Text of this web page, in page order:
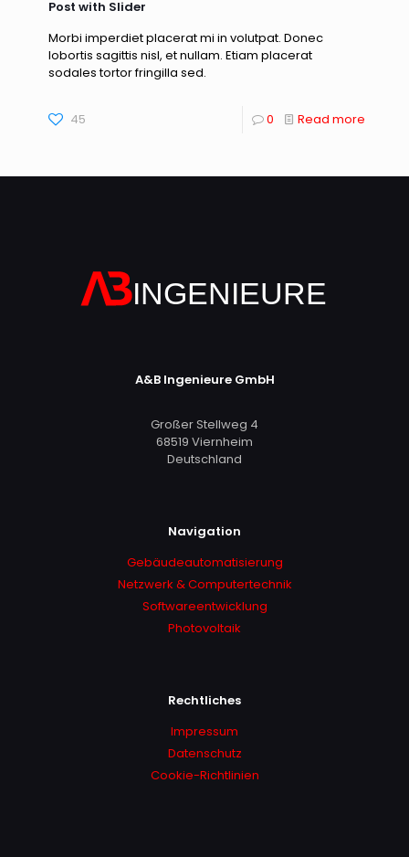
Post with Slider
Morbi imperdiet placerat mi in volutpat. Donec
lobortis sagittis nisl, et nullam. Etiam placerat
sodales tortor fringilla sed.
45 0 Read more
A&B Ingenieure GmbH
Großer Stellweg 4
68519 Viernheim
Deutschland
Navigation
Gebäudeautomatisierung
Netzwerk & Computertechnik
Softwareentwicklung
Photovoltaik
Rechtliches
Impressum
Datenschutz
Cookie-Richtlinien